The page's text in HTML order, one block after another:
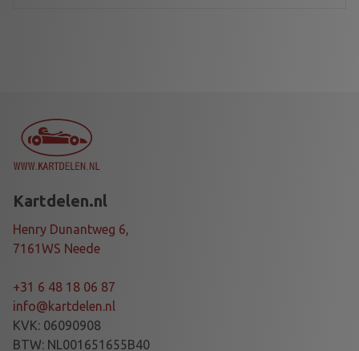
Kartdelen.nl
Henry Dunantweg 6,
7161WS Neede
+31 6 48 18 06 87
info@kartdelen.nl
KVK: 06090908
BTW: NL001651655B40